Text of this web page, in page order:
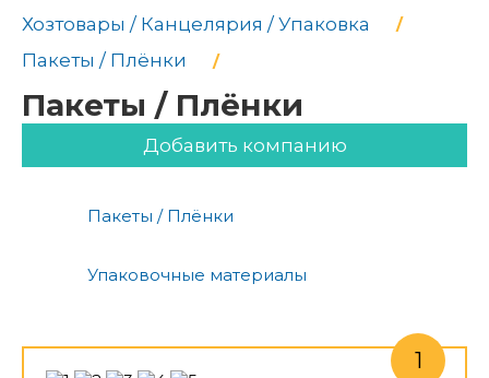
Хозтовары / Канцелярия / Упаковка
Пакеты / Плёнки
Пакеты / Плёнки
Добавить компанию
Пакеты / Плёнки
Упаковочные материалы